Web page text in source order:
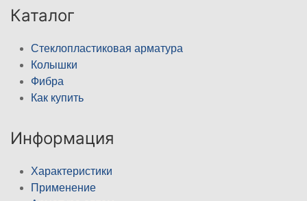
Каталог
Стеклопластиковая арматура
Колышки
Фибра
Как купить
Информация
Характеристики
Применение